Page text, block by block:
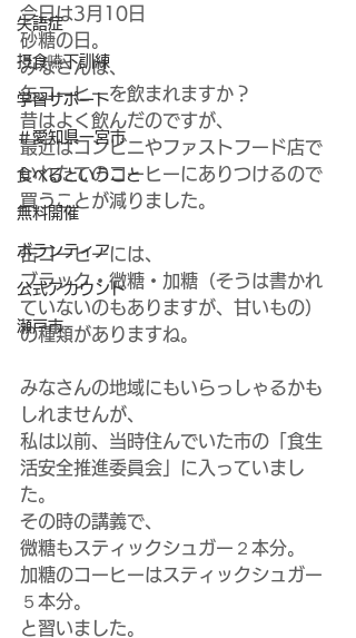
失語症
摂食嚥下訓練
学習サポート
＃愛知県一宮市
食べるということ
無料開催
ボランティア
公式アカウント
瀬戸市
今日は3月10日
砂糖の日。
みなさんは、
缶コーヒーを飲まれますか？
昔はよく飲んだのですが、
最近はコンビニやファストフード店で
いれたてのコーヒーにありつけるので
買うことが減りました。
缶コーヒーには、
ブラック・微糖・加糖（そうは書かれ
ていないのもありますが、甘いもの）
の種類がありますね。
みなさんの地域にもいらっしゃるかも
しれませんが、
私は以前、当時住んでいた市の「食生
活安全推進委員会」に入っていまし
た。
その時の講義で、
微糖もスティックシュガー２本分。
加糖のコーヒーはスティックシュガー
５本分。
と習いました。